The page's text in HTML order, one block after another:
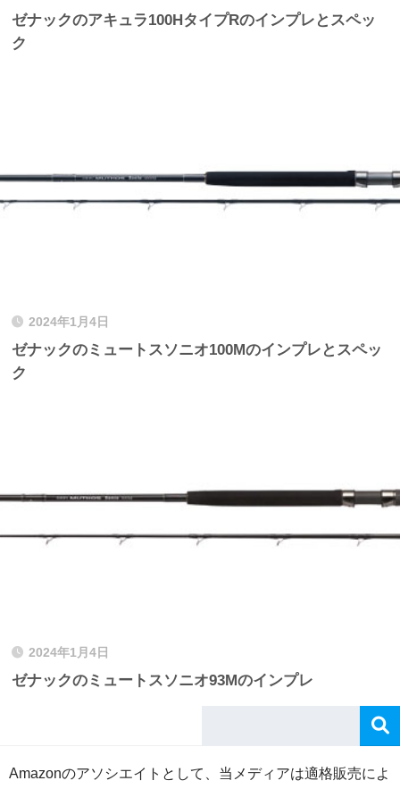
ゼナックのアキュラ100HタイプRのインプレとスペッ
ク
2024年1月4日
ゼナックのミュートスソニオ100Mのインプレとスペッ
ク
2024年1月4日
ゼナックのミュートスソニオ93Mのインプレ
Amazonのアソシエイトとして、当メディアは適格販売によ